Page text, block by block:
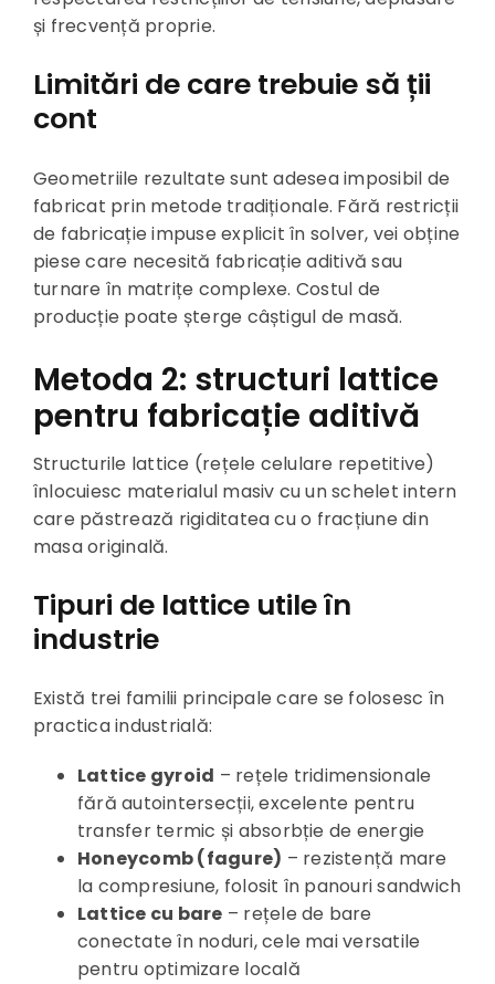
și frecvență proprie.
Limitări de care trebuie să ții
cont
Geometriile rezultate sunt adesea imposibil de
fabricat prin metode tradiționale. Fără restricții
de fabricație impuse explicit în solver, vei obține
piese care necesită fabricație aditivă sau
turnare în matrițe complexe. Costul de
producție poate șterge câștigul de masă.
Metoda 2: structuri lattice
pentru fabricație aditivă
Structurile lattice (rețele celulare repetitive)
înlocuiesc materialul masiv cu un schelet intern
care păstrează rigiditatea cu o fracțiune din
masa originală.
Tipuri de lattice utile în
industrie
Există trei familii principale care se folosesc în
practica industrială:
Lattice gyroid – rețele tridimensionale
fără autointersecții, excelente pentru
transfer termic și absorbție de energie
Honeycomb (fagure) – rezistență mare
la compresiune, folosit în panouri sandwich
Lattice cu bare – rețele de bare
conectate în noduri, cele mai versatile
pentru optimizare locală